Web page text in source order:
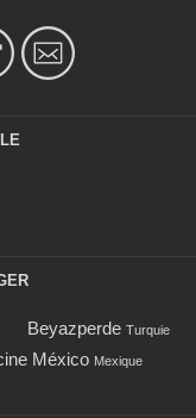
Beyazperde Turquie
México Mexique